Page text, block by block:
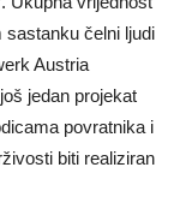
sastanku čelni ljudi
Austria
jedan projekat
povratnika i
biti realiziran